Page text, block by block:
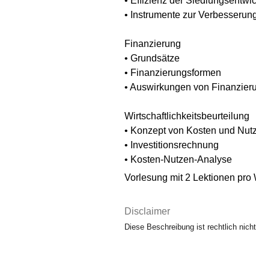
• Instrumente zur
Finanzierung
• Grundsätze
• Finanzierungsformen
• Auswirkungen von
Wirtschaftlichkeitsbeurteilung
• Konzept von Kosten und
• Investitionsrechnung
• Kosten-Nutzen-Analyse
Vorlesung mit 2 Lektionen pro
Disclaimer
Diese Beschreibung ist rechtlich